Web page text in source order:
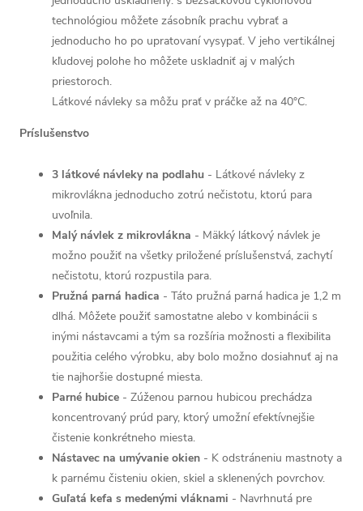
technológiou môžete zásobník prachu vybrať a
jednoducho ho po upratovaní vysypať. V jeho vertikálnej
kľudovej polohe ho môžete uskladniť aj v malých
priestoroch.
Látkové návleky sa môžu prať v práčke až na 40°C.
Príslušenstvo
3 látkové návleky na podlahu - Látkové návleky z
mikrovlákna jednoducho zotrú nečistotu, ktorú para
uvoľnila.
Malý návlek z mikrovlákna - Mäkký látkový návlek je
možno použiť na všetky priložené príslušenstvá, zachytí
nečistotu, ktorú rozpustila para.
Pružná parná hadica - Táto pružná parná hadica je 1,2 m
dlhá. Môžete použiť samostatne alebo v kombinácii s
inými nástavcami a tým sa rozšíria možnosti a flexibilita
použitia celého výrobku, aby bolo možno dosiahnuť aj na
tie najhoršie dostupné miesta.
Parné hubice - Zúženou parnou hubicou prechádza
koncentrovaný prúd pary, ktorý umožní efektívnejšie
čistenie konkrétneho miesta.
Nástavec na umývanie okien - K odstráneniu mastnoty a
k parnému čisteniu okien, skiel a sklenených povrchov.
Guľatá kefa s medenými vláknami - Navrhnutá pre